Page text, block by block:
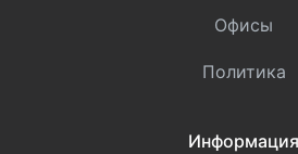
Офисы
Политика
Информация